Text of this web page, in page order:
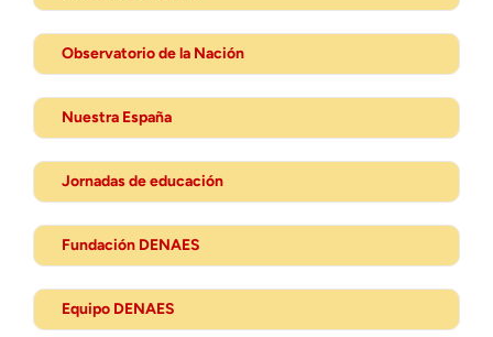
Observatorio de la Nación
Nuestra España
Jornadas de educación
Fundación DENAES
Equipo DENAES